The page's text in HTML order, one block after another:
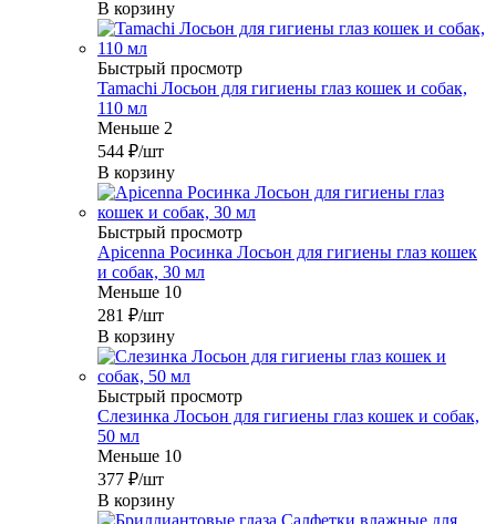
В корзину
Быстрый просмотр
Tamachi Лосьон для гигиены глаз кошек и собак,
110 мл
Меньше 2
544 ₽/шт
В корзину
Быстрый просмотр
Apicenna Росинка Лосьон для гигиены глаз кошек
и собак, 30 мл
Меньше 10
281 ₽/шт
В корзину
Быстрый просмотр
Слезинка Лосьон для гигиены глаз кошек и собак,
50 мл
Меньше 10
377 ₽/шт
В корзину